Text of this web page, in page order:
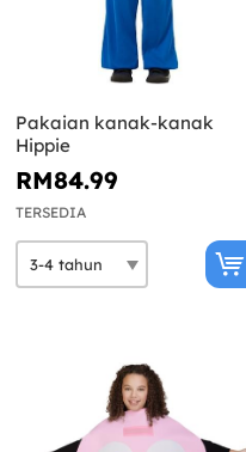
Pakaian kanak-kanak
Hippie
RM84.99
TERSEDIA